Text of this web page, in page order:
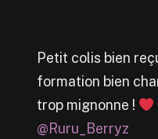
Petit colis bien
formation bien
trop mignonne !
@Ruru_Berryz